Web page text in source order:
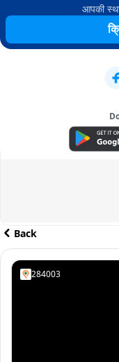
आपकी
Back
284003